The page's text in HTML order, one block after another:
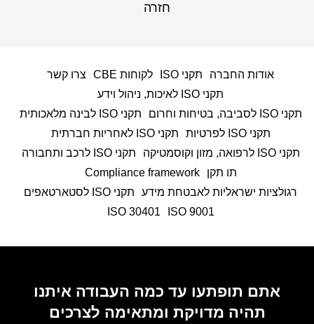
חזרה
אודות החברה תקני ISO לקוחות CBE
צרו קשר
תקני ISO לאיכות, ניהול וידע
תקני ISO לסביבה, בטיחות וחרום
תקני ISO לבינה מלאכותית
תקני ISO לפרטיות
תקני ISO לאחריות חברתית
תקני ISO לרפואה, מזון וקוסמטיקה
תקני ISO לרכב ותחבורה
תו תקן
Compliance framework
רגולציות ישראליות לאבטחת מידע
תקני ISO לסטארטאפים
9001 ISO
ISO 30401
אתם תופתעו עד כמה העבודה איתנו
תהיה מדויקת ומתאימה לצרכים